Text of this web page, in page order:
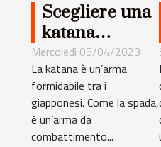
Scegliere una
katana
giapponese :
cosa
considerare
per fare la
scelta migliore
Mercoledì 05/04/2023
La katana è un’arma
formidabile tra i
giapponesi. Come la spada,
è un’arma da
combattimento...